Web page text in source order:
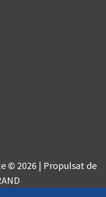
© 2026 | Propulsat de